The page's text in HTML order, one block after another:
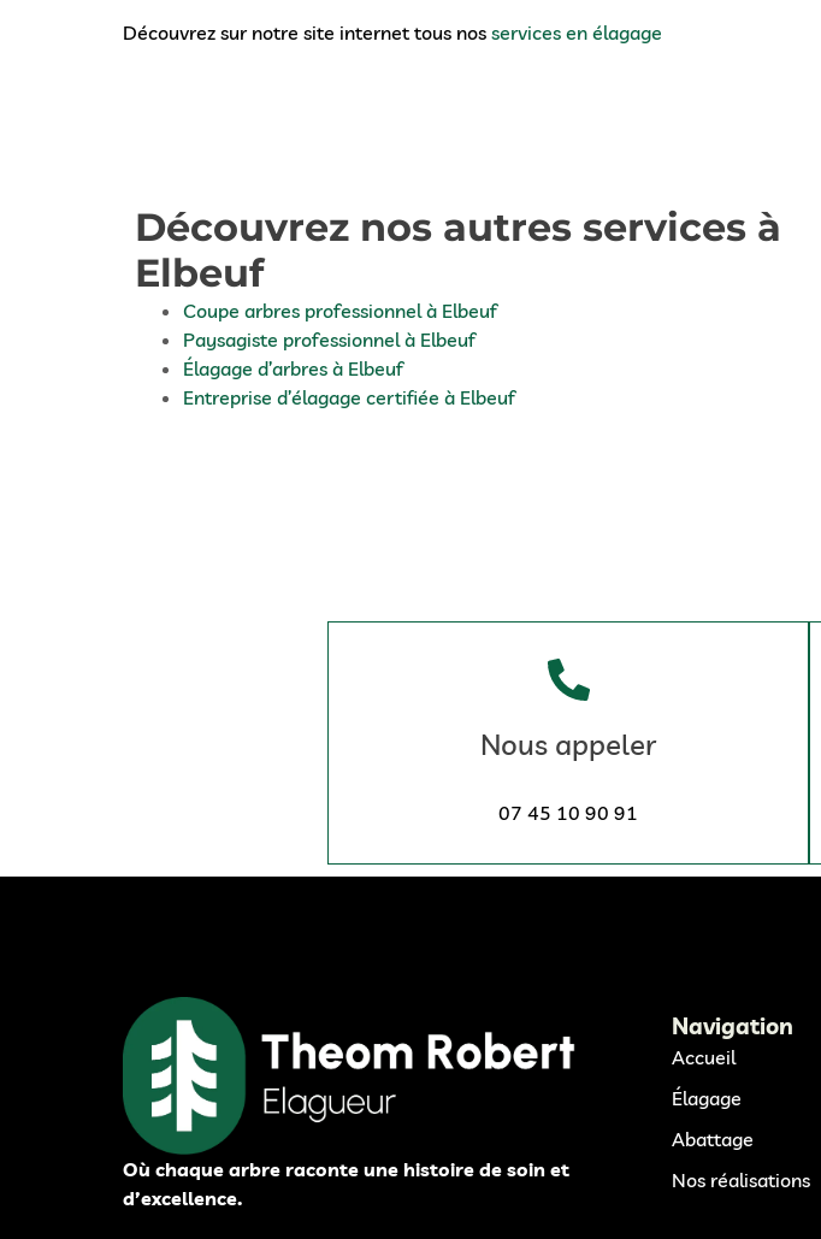
Découvrez sur notre site internet tous nos services en élagage
Découvrez nos autres services à
Elbeuf
Coupe arbres professionnel à Elbeuf
Paysagiste professionnel à Elbeuf
Élagage d’arbres à Elbeuf
Entreprise d’élagage certifiée à Elbeuf
Nous appeler
07 45 10 90 91
Où chaque arbre raconte une histoire de soin et
d’excellence.
Navigation
Accueil
Élagage
Abattage
Nos réalisations